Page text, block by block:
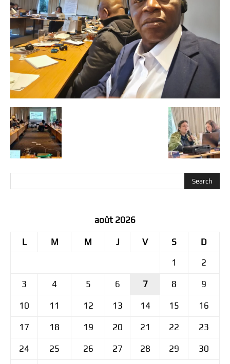
août 2026
L M M J V S
D
1
2
3 4 5 6 7 8 9
10 11 12 13 14 15 16
17 18 19 20 21 22 23
24 25 26 27 28 29 30